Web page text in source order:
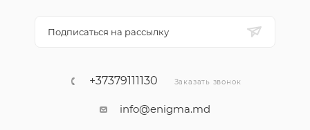
Подписаться на рассылку
+37379111130 Заказать звонок
info@enigma.md